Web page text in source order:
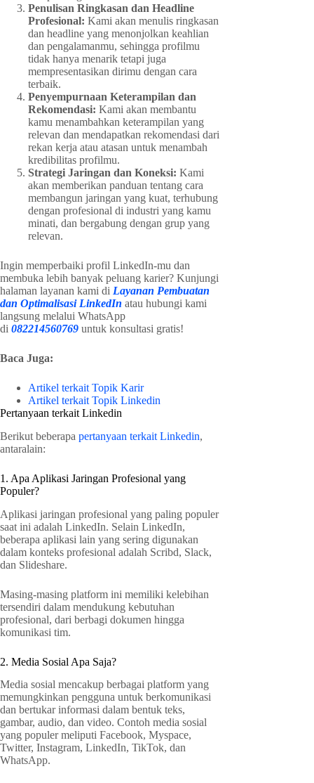
Penulisan Ringkasan dan Headline
Profesional: Kami akan menulis ringkasan
dan headline yang menonjolkan keahlian
dan pengalamanmu, sehingga profilmu
tidak hanya menarik tetapi juga
mempresentasikan dirimu dengan cara
terbaik.
Penyempurnaan Keterampilan dan
Rekomendasi: Kami akan membantu
kamu menambahkan keterampilan yang
relevan dan mendapatkan rekomendasi dari
rekan kerja atau atasan untuk menambah
kredibilitas profilmu.
Strategi Jaringan dan Koneksi: Kami
akan memberikan panduan tentang cara
membangun jaringan yang kuat, terhubung
dengan profesional di industri yang kamu
minati, dan bergabung dengan grup yang
relevan.
Ingin memperbaiki profil LinkedIn-mu dan
membuka lebih banyak peluang karier? Kunjungi
halaman layanan kami di Layanan Pembuatan
dan Optimalisasi LinkedIn atau hubungi kami
langsung melalui WhatsApp
di 082214560769 untuk konsultasi gratis!
Baca Juga:
Artikel terkait Topik Karir
Artikel terkait Topik Linkedin
Pertanyaan terkait Linkedin
Berikut beberapa pertanyaan terkait Linkedin,
antaralain:
1. Apa Aplikasi Jaringan Profesional yang
Populer?
Aplikasi jaringan profesional yang paling populer
saat ini adalah LinkedIn. Selain LinkedIn,
beberapa aplikasi lain yang sering digunakan
dalam konteks profesional adalah Scribd, Slack,
dan Slideshare.
Masing-masing platform ini memiliki kelebihan
tersendiri dalam mendukung kebutuhan
profesional, dari berbagi dokumen hingga
komunikasi tim.
2. Media Sosial Apa Saja?
Media sosial mencakup berbagai platform yang
memungkinkan pengguna untuk berkomunikasi
dan bertukar informasi dalam bentuk teks,
gambar, audio, dan video. Contoh media sosial
yang populer meliputi Facebook, Myspace,
Twitter, Instagram, LinkedIn, TikTok, dan
WhatsApp.